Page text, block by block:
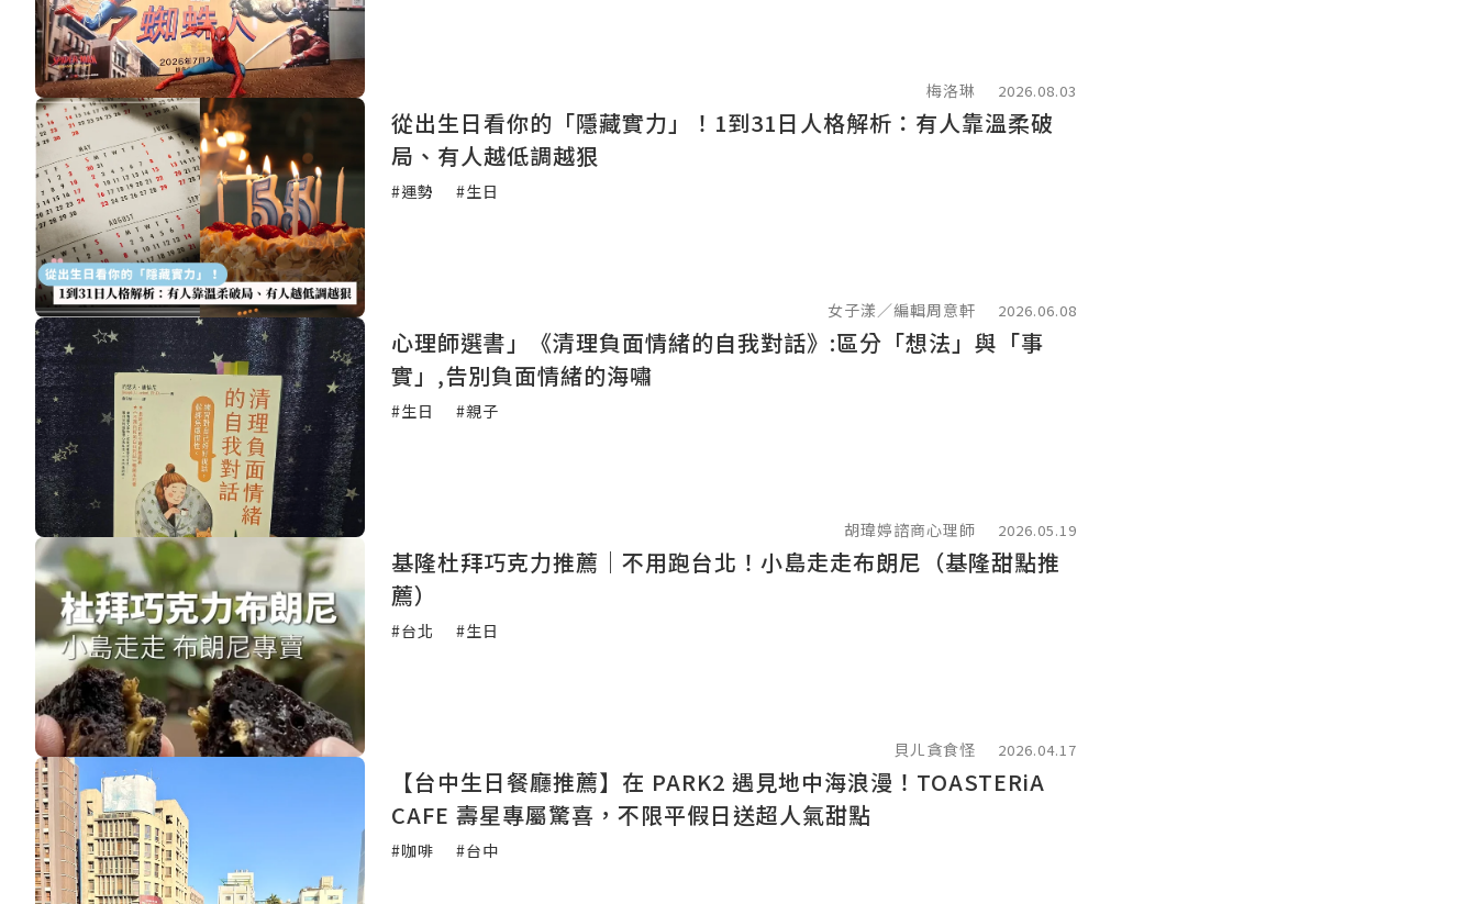
梅洛琳 2026.08.03
從出生日看你的「隱藏實力」！1到31日人格解析：有人靠溫柔破
局、有人越低調越狠
#運勢 #生日
女子漾／編輯周意軒 2026.06.08
心理師選書」《清理負面情緒的自我對話》:區分「想法」與「事
實」,告別負面情緒的海嘯
#生日 #親子
胡瑋婷諮商心理師 2026.05.19
基隆杜拜巧克力推薦｜不用跑台北！小島走走布朗尼（基隆甜點推
薦）
#台北 #生日
貝ㄦ貪食怪 2026.04.17
【台中生日餐廳推薦】在 PARK2 遇見地中海浪漫！TOASTERiA
CAFE 壽星專屬驚喜，不限平假日送超人氣甜點
#咖啡 #台中